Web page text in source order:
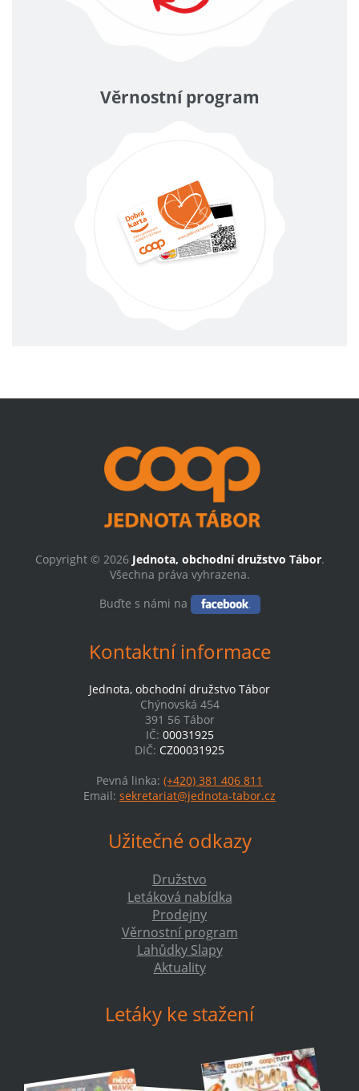
Věrnostní program
Copyright © 2026 Jednota, obchodní družstvo Tábor.
Všechna práva vyhrazena.
Buďte s námi na
Kontaktní informace
Jednota, obchodní družstvo Tábor
Chýnovská 454
391 56 Tábor
IČ: 00031925
DIČ: CZ00031925
Pevná linka: (+420) 381 406 811
Email: sekretariat@jednota-tabor.cz
Užitečné odkazy
Družstvo
Letáková nabídka
Prodejny
Věrnostní program
Lahůdky Slapy
Aktuality
Letáky ke stažení